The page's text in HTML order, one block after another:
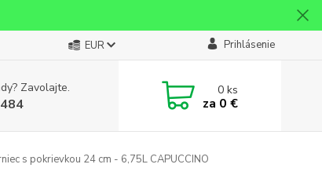
EUR Prihlásenie
Zavolajte. 0ks
za 0 €
s pokrievkou 24 cm - 6,75L CAPUCCINO